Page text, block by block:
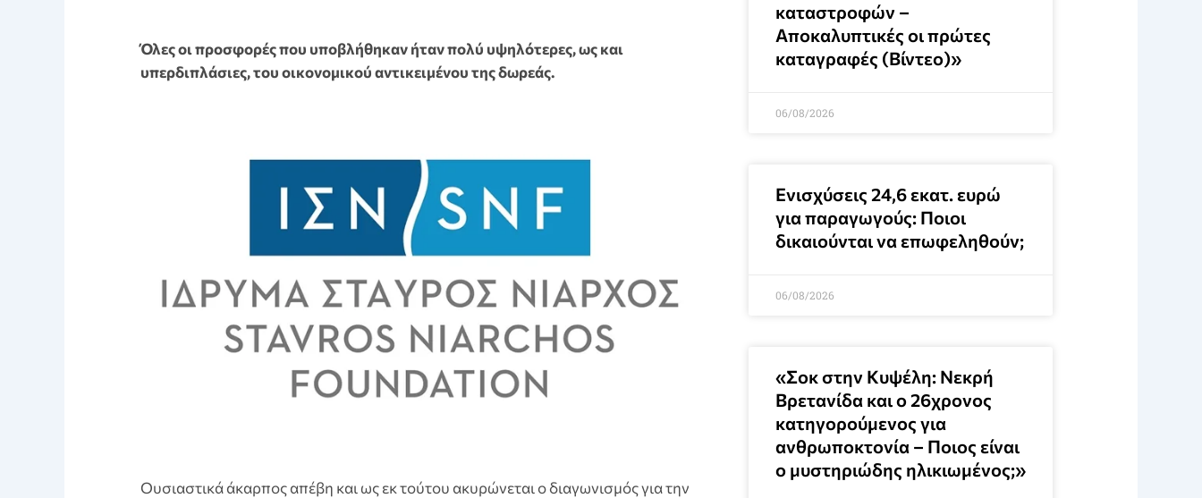
Όλες οι προσφορές που υποβλήθηκαν ήταν πολύ υψηλότερες, ως και
υπερδιπλάσιες, του οικονομικού αντικειμένου της δωρεάς.
Ουσιαστικά άκαρπος απέβη και ως εκ τούτου ακυρώνεται ο διαγωνισμός για την
καταστροφών –
Αποκαλυπτικές οι πρώτες
καταγραφές (Βίντεο)»
06/08/2026
Ενισχύσεις 24,6 εκατ. ευρώ
για παραγωγούς: Ποιοι
δικαιούνται να επωφεληθούν;
06/08/2026
«Σοκ στην Κυψέλη: Νεκρή
Βρετανίδα και ο 26χρονος
κατηγορούμενος για
ανθρωποκτονία – Ποιος είναι
ο μυστηριώδης ηλικιωμένος;»